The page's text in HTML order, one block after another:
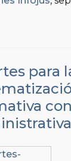
para